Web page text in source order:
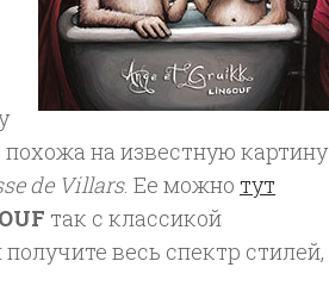
похожа на известную картину
de Villars. Ее можно тут
так с классикой
весь спектр стилей,